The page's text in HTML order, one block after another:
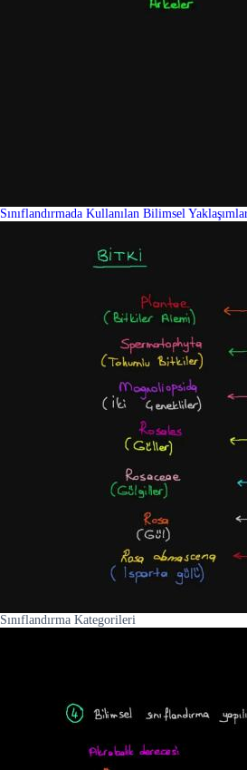
Sınıflandırmada Kullanılan Bilimsel
Sınıflandırma Kategorileri